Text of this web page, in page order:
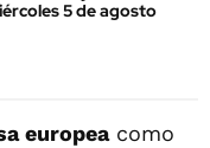
5 de agosto
europeacomo